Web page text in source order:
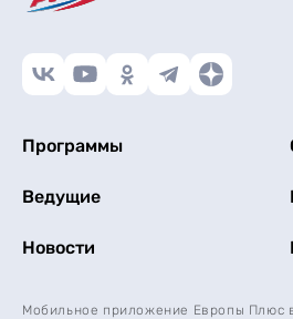
Программы
Ведущие
Новости
Мобильное приложение Европы Плюс